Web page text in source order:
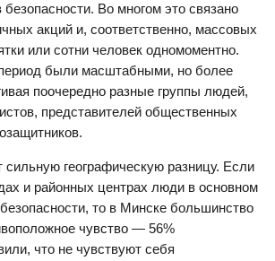
Во многом это связано
акций и, соответственно, массовых
или сотни человек одномоментно.
были масштабными, но более
поочередно разные группы людей,
представителей общественных
сильную географическую разницу. Если
и районных центрах люди в основном
то в Минске большинство
чувство — 56%
что не чувствуют себя